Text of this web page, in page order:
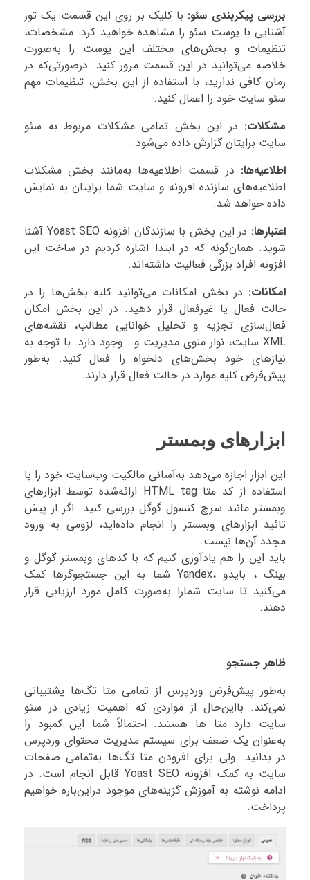
بررسی پیکربندی سئو: با کلیک بر روی این قسمت یک تور
آشنایی با یوست سئو را مشاهده خواهید کرد. مشخصات،
تنظیمات و بخش‌های مختلف این یوست را به‌صورت
خلاصه می‌توانید در این قسمت مرور کنید. درصورتی‌که در
زمان کافی ندارید، با استفاده از این بخش، تنظیمات مهم
سئو سایت‌ خود را اعمال کنید.
مشکلات: در این بخش تمامی مشکلات مربوط به سئو
سایت برایتان گزارش داده می‌شود.
اطلاعیه‌ها: در قسمت اطلاعیه‌ها به‌مانند بخش مشکلات
اطلاعیه‌های سازنده افزونه و سایت شما برایتان به نمایش
داده خواهد شد.
اعتبارها:
در این بخش با سازندگان افزونه Yoast SEO آشنا
شوید. همان‌گونه که در ابتدا اشاره کردیم در ساخت این
افزونه افراد بزرگی فعالیت داشته‌اند.
امکانات: در بخش امکانات می‌توانید کلیه بخش‌ها را در
حالت فعال یا غیرفعال قرار دهید. در این بخش امکان
فعال‌سازی تجزیه و تحلیل خوانایی مطالب، نقشه‌های
XML سایت، نوار منوی مدیریت و… وجود دارد. با توجه به
نیازهای خود بخش‌های دلخواه را فعال کنید. به‌طور
پیش‌فرض کلیه موارد در حالت فعال قرار دارند.
ابزارهای وبمستر
این ابزار اجازه می‌دهد به‌آسانی مالکیت وب‌سایت خود را با
استفاده از کد متا HTML tag ارائه‌شده توسط ابزارهای
وبمستر مانند سرچ کنسول گوگل بررسی کنید. اگر از پیش
تائید ابزارهای وبمستر را انجام داده‌اید، لزومی به ورود
مجدد آن‌ها نیست.
باید این را هم یادآوری کنیم که با کدهای وبمستر گوگل و
بینگ ، بایدو ،Yandex شما به این جستجوگر‌ها کمک
می‌کنید تا سایت شمارا به‌صورت کامل مورد ارزیابی قرار
دهند.
ظاهر جستجو
به‌طور پیش‌فرض وردپرس از تمامی متا تگ‌ها پشتیبانی
نمی‌کند. بااین‌حال از مواردی که اهمیت زیادی در سئو
سایت دارد متا ها هستند. احتمالاً شما این کمبود را
به‌عنوان یک ضعف برای سیستم مدیریت محتوای وردپرس
در بدانید. ولی برای افزودن متا تگ‌ها به‌تمامی صفحات
سایت به کمک افزونه Yoast SEO قابل انجام است. در
ادامه نوشته به آموزش گزینه‌های موجود دراین‌باره خواهیم
پرداخت.